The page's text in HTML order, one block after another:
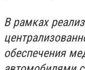
В рамках
обеспечения